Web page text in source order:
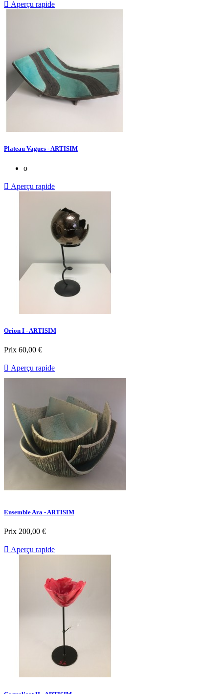
 Aperçu rapide
Plateau Vagues - ARTISIM
o
 Aperçu rapide
Orion I - ARTISIM
Prix 60,00 €
 Aperçu rapide
Ensemble Ara - ARTISIM
Prix 200,00 €
 Aperçu rapide